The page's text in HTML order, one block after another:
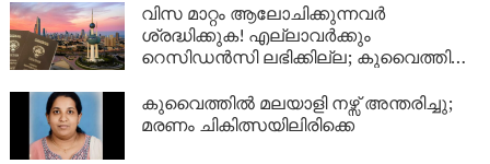
വിസ മാറ്റം ആലോചിക്കുന്നവർ
ശ്രദ്ധിക്കുക! എല്ലാവർക്കും
റെസിഡൻസി ലഭിക്കില്ല; കുവൈത്തിന്റെ
കുവൈത്തിൽ മലയാളി നഴ്സ് അന്തരിച്ചു;
മരണം ചികിത്സയിലിരിക്കെ